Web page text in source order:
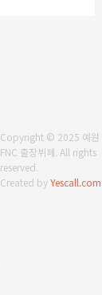
Copyright © 2025 예원
FNC 출장뷔페. All rights
reserved.
Created byYescall.com